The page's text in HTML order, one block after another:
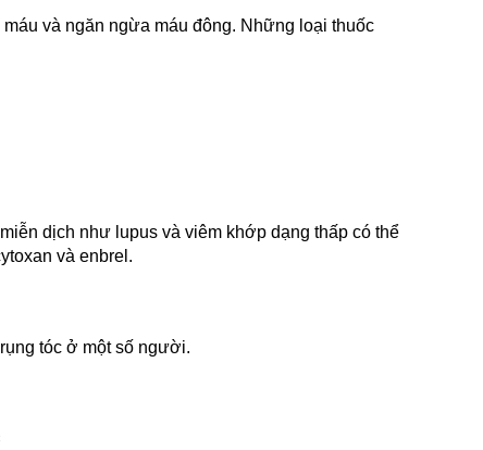
và ngăn ngừa máu đông. Những loại thuốc
dịch như lupus và viêm khớp dạng thấp có thể
và enbrel.
tóc ở một số người.